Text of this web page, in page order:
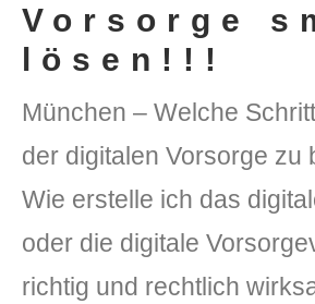
DLH Stick – Sicherheitskonzept
Vorsorge
lösen!!!
München – Welche
der digitalen Vorsorge zu
Wie erstelle ich das
oder die digitale
richtig und rechtlich